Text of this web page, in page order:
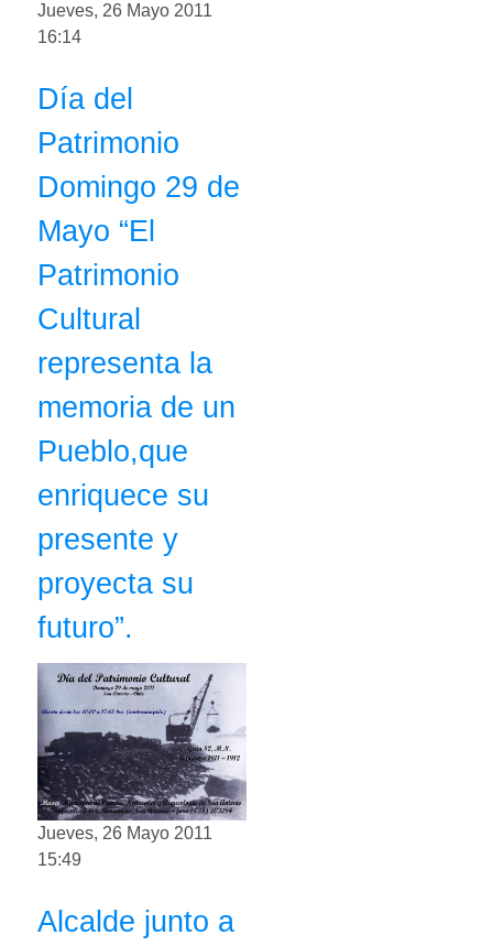
Jueves, 26 Mayo 2011
16:14
Día del
Patrimonio
Domingo 29 de
Mayo “El
Patrimonio
Cultural
representa la
memoria de un
Pueblo,que
enriquece su
presente y
proyecta su
futuro”.
Jueves, 26 Mayo 2011
15:49
Alcalde junto a